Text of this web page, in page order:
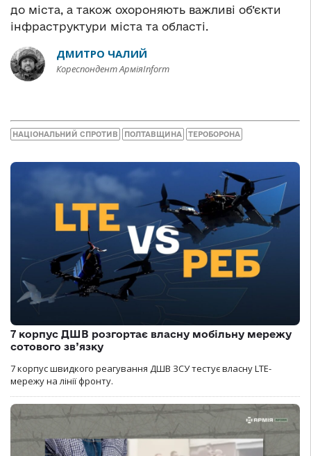
до міста, а також охороняють важливі об’єкти
інфраструктури міста та області.
ДМИТРО ЧАЛИЙ
Кореспондент АрміяInform
НАЦІОНАЛЬНИЙ СПРОТИВ ПОЛТАВЩИНА ТЕРОБОРОНА
7 корпус ДШВ розгортає власну мобільну мережу
сотового зв’язку
7 корпус швидкого реагування ДШВ ЗСУ тестує власну LTE-
мережу на лінії фронту.